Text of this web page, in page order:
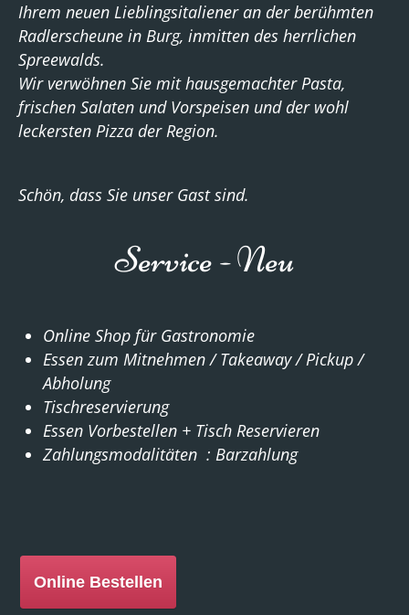
Ihrem neuen Lieblingsitaliener an der berühmten
Radlerscheune in Burg, inmitten des herrlichen
Spreewalds.
Wir verwöhnen Sie mit hausgemachter Pasta,
frischen Salaten und Vorspeisen und der wohl
leckersten Pizza der Region.
Schön, dass Sie unser Gast sind.
Service - Neu
Online Shop für Gastronomie
Essen zum Mitnehmen / Takeaway / Pickup /
Abholung
Tischreservierung
Essen Vorbestellen + Tisch Reservieren
Zahlungsmodalitäten : Barzahlung
Online Bestellen